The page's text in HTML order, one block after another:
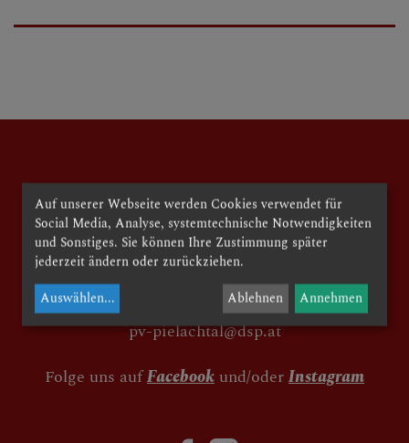
röm. kath. Pfarre Grünau
Kirchenplatz 9
A-3202 Hofstetten-Grünau
02723 / 8421
pv-pielachtal@dsp.at
Folge uns aufFacebookund/oderInstagram
Auf unserer Webseite werden Cookies verwendet für
Social Media, Analyse, systemtechnische Notwendigkeiten
und Sonstiges. Sie können Ihre Zustimmung später
jederzeit ändern oder zurückziehen.
Auswählen... Ablehnen Annehmen